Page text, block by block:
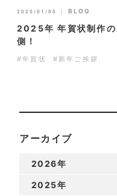
2025/01/05 ｜ BLOG
2025年 年賀状制作の
側！
#年賀状 #新年ご挨拶
アーカイブ
2026年
2025年